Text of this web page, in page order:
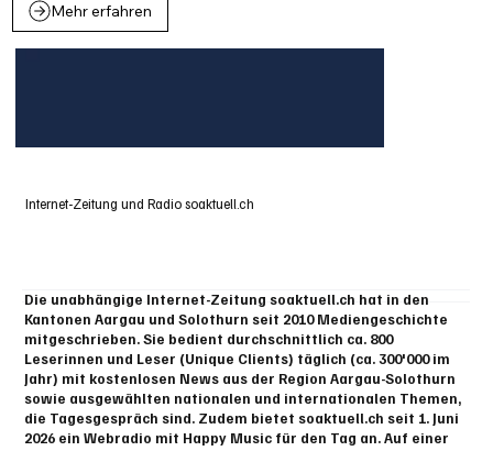
Mehr erfahren
Internet-Zeitung und Radio soaktuell.ch
Die unabhängige Internet-Zeitung soaktuell.ch hat in den
Kantonen Aargau und Solothurn seit 2010 Mediengeschichte
mitgeschrieben. Sie bedient durchschnittlich ca. 800
Leserinnen und Leser (Unique Clients) täglich (ca. 300'000 im
Jahr) mit kostenlosen News aus der Region Aargau-Solothurn
sowie ausgewählten nationalen und internationalen Themen,
die Tagesgespräch sind. Zudem bietet soaktuell.ch seit 1. Juni
2026 ein Webradio mit Happy Music für den Tag an. Auf einer